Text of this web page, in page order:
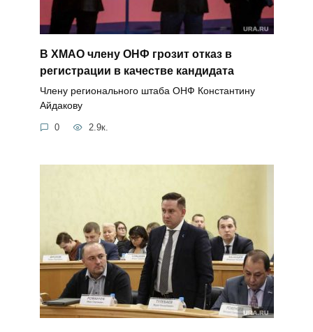
В ХМАО члену ОНФ грозит отказ в
регистрации в качестве кандидата
Члену регионального штаба ОНФ Константину
Айдакову
0 2.9к.